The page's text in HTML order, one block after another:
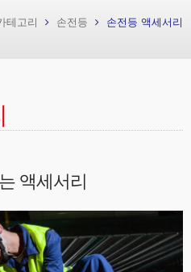
테고리 손전등 손전등 액세서리
액세서리